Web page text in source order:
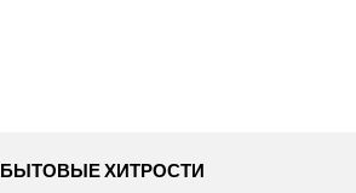
БЫТОВЫЕ ХИТРОСТИ